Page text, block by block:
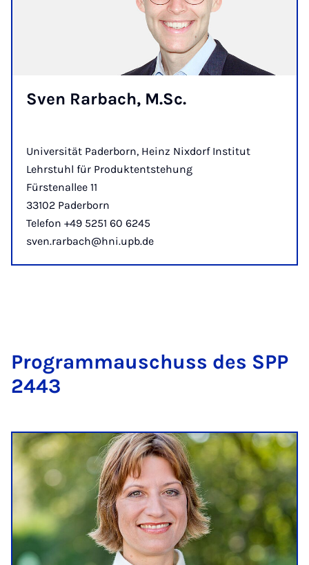
Sven Rar­bach, M.Sc.
Universität Paderborn, Heinz Nixdorf Institut
Lehrstuhl für Produktentstehung
Fürstenallee 11
33102 Paderborn
Telefon +49 5251 60 6245
sven.rarbach@hni.upb.de
Pro­gram­mauschuss des SPP
2443